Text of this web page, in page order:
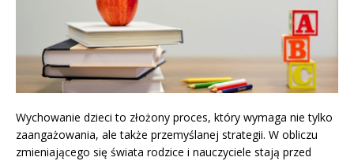
Wychowanie dzieci to złożony proces, który wymaga nie tylko
zaangażowania, ale także przemyślanej strategii. W obliczu
zmieniającego się świata rodzice i nauczyciele stają przed